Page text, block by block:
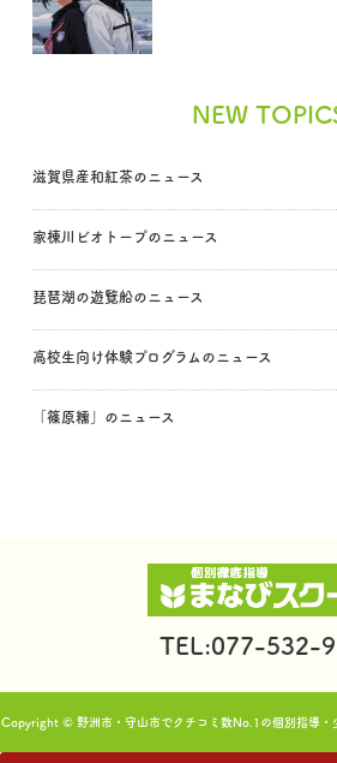
NEW
滋賀県産和紅茶のニュース
家棟川ビオトープのニュース
琵琶湖の遊覧船のニュース
高校生向け体験プログラムのニュース
「篠原糯」のニュース
TEL:077-532-
Copyright © 野洲市・守山市でクチコミ数No.1の個別指導・